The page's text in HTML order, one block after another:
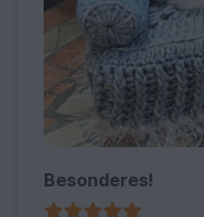
Besonderes!